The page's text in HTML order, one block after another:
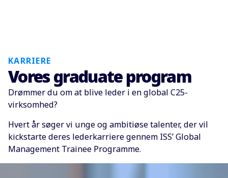
KARRIERE
Vores graduate program
Drømmer du om at blive leder i en global C25-
virksomhed?
Hvert år søger vi unge og ambitiøse talenter, der vil
kickstarte deres lederkarriere gennem ISS’ Global
Management Trainee Programme.